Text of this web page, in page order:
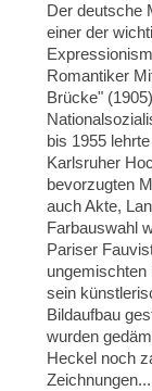
Der deutsche
einer der
Romantiker
Brücke"
bis 1955
Karlsruher
bevorzugten
auch Akte,
Farbauswahl
Pariser
ungemischten
sein
Bildaufbau
wurden
Heckel noch
Zeichnungen...